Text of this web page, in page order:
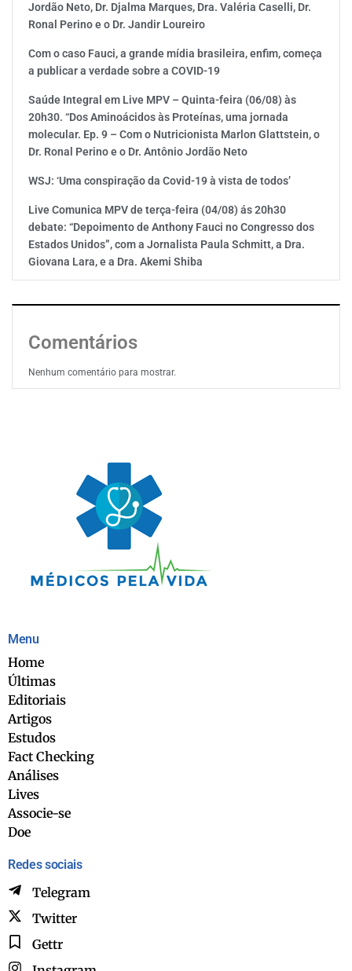
Jordão Neto, Dr. Djalma Marques, Dra. Valéria Caselli, Dr.
Ronal Perino e o Dr. Jandir Loureiro
Com o caso Fauci, a grande mídia brasileira, enfim, começa
a publicar a verdade sobre a COVID-19
Saúde Integral em Live MPV – Quinta-feira (06/08) às
20h30. “Dos Aminoácidos às Proteínas, uma jornada
molecular. Ep. 9 – Com o Nutricionista Marlon Glattstein, o
Dr. Ronal Perino e o Dr. Antônio Jordão Neto
WSJ: ‘Uma conspiração da Covid-19 à vista de todos’
Live Comunica MPV de terça-feira (04/08) ás 20h30
debate: “Depoimento de Anthony Fauci no Congresso dos
Estados Unidos”, com a Jornalista Paula Schmitt, a Dra.
Giovana Lara, e a Dra. Akemi Shiba
Comentários
Nenhum comentário para mostrar.
Menu
Home
Últimas
Editoriais
Artigos
Estudos
Fact Checking
Análises
Lives
Associe-se
Doe
Redes sociais
Telegram
Twitter
Gettr